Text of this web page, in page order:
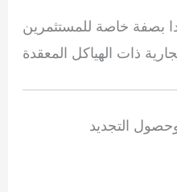
بصفة خاصة للمستثمرين
التجديد